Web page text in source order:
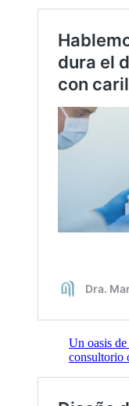
Un oasis
consultorio